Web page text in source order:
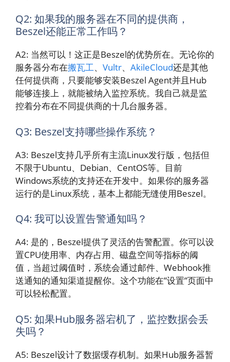
Q2: 如果我的服务器在不同的提供商，
Beszel还能正常工作吗？
A2: 当然可以！这正是Beszel的优势所在。无论你的
服务器分布在搬瓦工、 Vultr、 AkileCloud还是其他
任何提供商，只要能够安装Beszel Agent并且Hub
能够连接上，就能被纳入监控系统。我自己就是监
控着分布在不同提供商的十几台服务器。
Q3: Beszel支持哪些操作系统？
A3: Beszel支持几乎所有主流Linux发行版，包括但
不限于Ubuntu、Debian、CentOS等。目前
Windows系统的支持还在开发中。如果你的服务器
运行的是Linux系统，基本上都能无缝使用Beszel。
Q4: 我可以设置告警通知吗？
A4: 是的，Beszel提供了灵活的告警配置。你可以设
置CPU使用率、内存占用、磁盘空间等指标的阈
值，当超过阈值时，系统会通过邮件、Webhook推
送通知的通知渠道提醒你。这个功能在”设置”页面中
可以轻松配置。
Q5: 如果Hub服务器宕机了，监控数据会丢
失吗？
A5: Beszel设计了数据缓存机制。如果Hub服务器暂